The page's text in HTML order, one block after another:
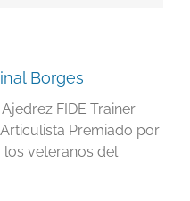
Borges
FIDE Trainer
Premiado por
los veteranos del